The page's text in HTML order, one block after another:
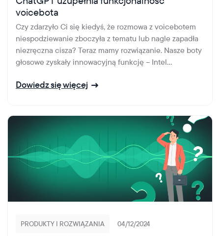
voicebota
Czy zdarzyło Ci się kiedyś, że rozmowa z voicebotem
niespodziewanie zboczyła z tematu lub nagle zapadła
niezręczna cisza? Teraz mamy rozwiązanie. Nasze boty
głosowe zyskały innowacyjną funkcję – Intel...
Dowiedz się więcej
PRODUKTY I ROZWIĄZANIA 04/12/2024